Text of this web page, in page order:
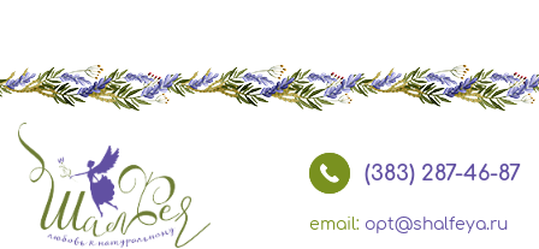
(383) 287-46-87
email: opt@shalfeya.ru